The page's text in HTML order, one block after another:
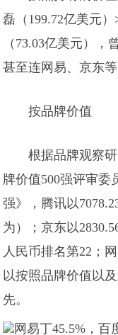
磊（199.72亿美元
（73.03亿美元），
甚至连网易、京东
按品牌价值
根据品牌观察
牌价值500强评审委
强》，腾讯以
为）；京东以
人民币排名第22；
以按照品牌价值以
先。